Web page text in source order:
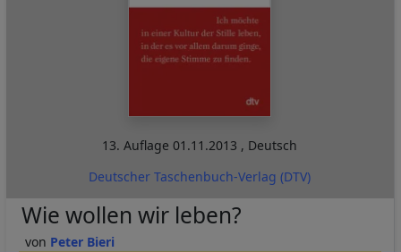
13. Auflage01.11.2013 , Deutsch
Deutscher Taschenbuch-Verlag (DTV)
Peter Bieri
Wie wollen wir leben?